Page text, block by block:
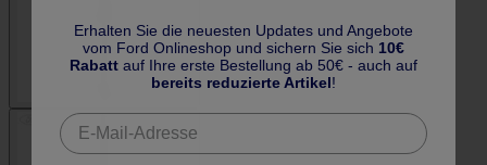
Erhalten Sie die neuesten Updates und Angebote
vom Ford Onlineshop und sichern Sie sich 10€
Rabatt auf Ihre erste Bestellung ab 50€ - auch auf
bereits reduzierte Artikel!